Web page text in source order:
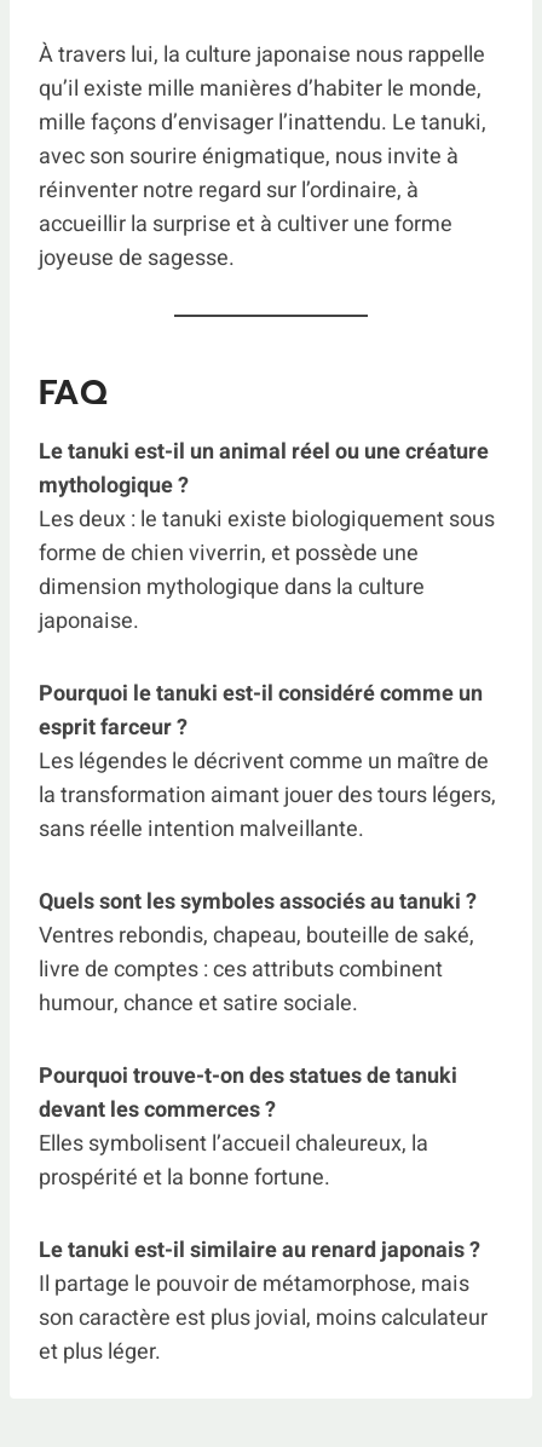
À travers lui, la culture japonaise nous rappelle
qu’il existe mille manières d’habiter le monde,
mille façons d’envisager l’inattendu. Le tanuki,
avec son sourire énigmatique, nous invite à
réinventer notre regard sur l’ordinaire, à
accueillir la surprise et à cultiver une forme
joyeuse de sagesse.
FAQ
Le tanuki est-il un animal réel ou une créature
mythologique ?
Les deux : le tanuki existe biologiquement sous
forme de chien viverrin, et possède une
dimension mythologique dans la culture
japonaise.
Pourquoi le tanuki est-il considéré comme un
esprit farceur ?
Les légendes le décrivent comme un maître de
la transformation aimant jouer des tours légers,
sans réelle intention malveillante.
Quels sont les symboles associés au tanuki ?
Ventres rebondis, chapeau, bouteille de saké,
livre de comptes : ces attributs combinent
humour, chance et satire sociale.
Pourquoi trouve-t-on des statues de tanuki
devant les commerces ?
Elles symbolisent l’accueil chaleureux, la
prospérité et la bonne fortune.
Le tanuki est-il similaire au renard japonais ?
Il partage le pouvoir de métamorphose, mais
son caractère est plus jovial, moins calculateur
et plus léger.